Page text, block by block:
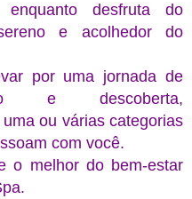
enquanto desfruta do
e acolhedor do
por uma jornada de
e descoberta,
ou várias categorias
com você.
o melhor do bem-estar